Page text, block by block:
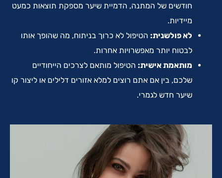
חודשים של המתנה, הדמיית שיער מספקת תוצאות כמעט
מיידיות.
לא פולשנית: הטיפול לא כרוך בניתוח, מה שהופך אותו
לבטוח יותר מאפשרויות אחרות.
מותאמת אישית: הטיפול מותאם לצרכים הייחודיים
שלכם, בין אם אתם רוצים למלא אזורים דלילים או ליצור קו
שיער חדש לגמרי.